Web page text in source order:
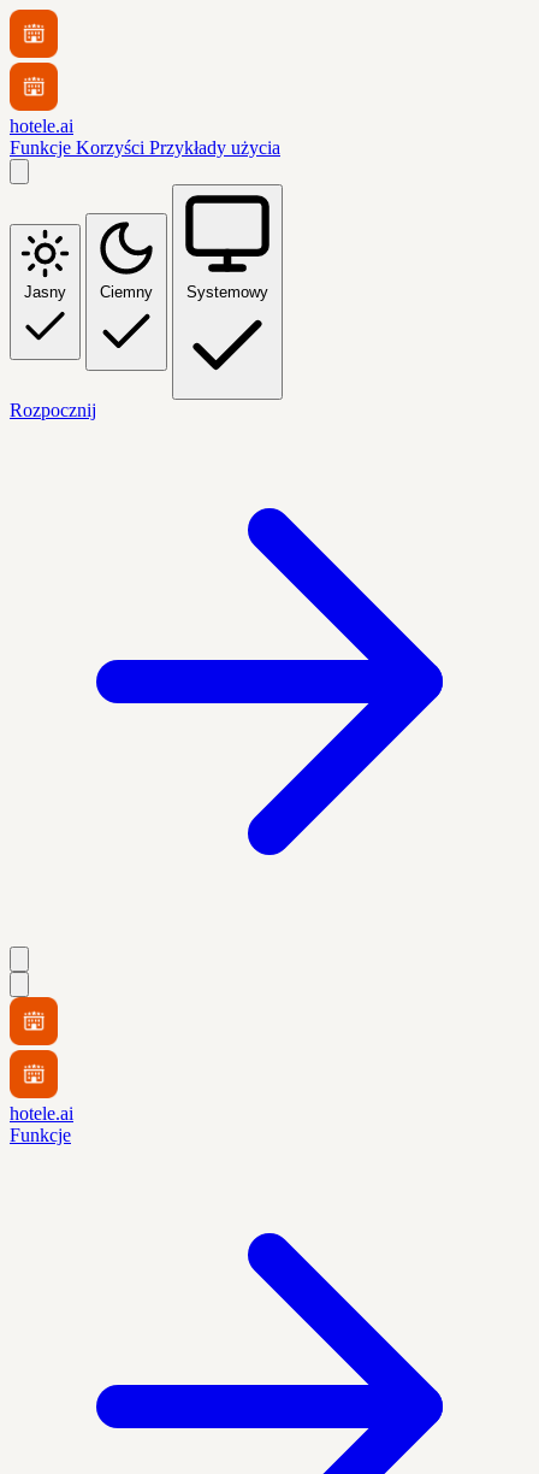
hotele.ai
Funkcje Korzyści Przykłady użycia
Jasny Ciemny Systemowy
Rozpocznij
hotele.ai
Funkcje